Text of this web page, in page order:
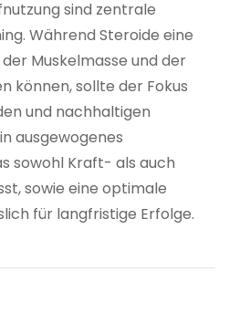
sind zentrale
Während Steroide eine
Muskelmasse und der
können, sollte der Fokus
und nachhaltigen
ausgewogenes
sowohl Kraft- als auch
sowie eine optimale
für langfristige Erfolge.